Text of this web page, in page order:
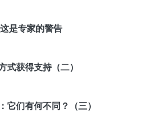
是专家的警告
式获得支持（二）
它们有何不同？（三）